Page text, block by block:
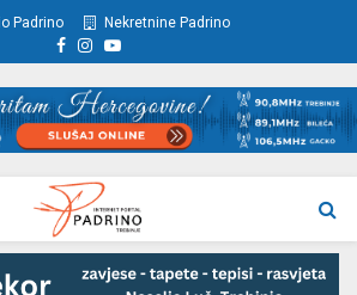
Padrino Nekretnine Padrino
Facebook
Instagram
Youtube